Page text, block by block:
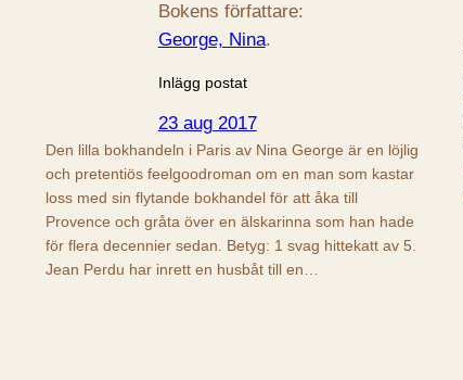
Bokens författare:
George, Nina.
Inlägg postat
23 aug 2017
Den lilla bokhandeln i Paris av Nina George är en löjlig
och pretentiös feelgoodroman om en man som kastar
loss med sin flytande bokhandel för att åka till
Provence och gråta över en älskarinna som han hade
för flera decennier sedan. Betyg: 1 svag hittekatt av 5.
Jean Perdu har inrett en husbåt till en…